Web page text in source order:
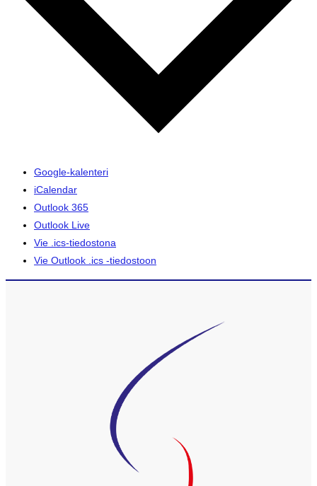
Google-kalenteri
iCalendar
Outlook 365
Outlook Live
Vie .ics-tiedostona
Vie Outlook .ics -tiedostoon